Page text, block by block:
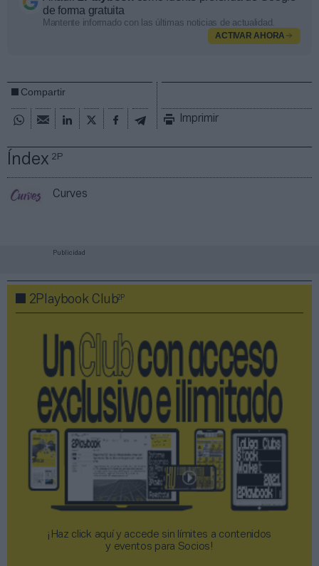
Índex2P
Curves
de forma gratuita
Mantente informado con las últimas noticias de actualidad.
ACTIVAR AHORA
Compartir
Imprimir
Publicidad
2Playbook Club2P
¡Haz click aquí y accede sin límites a contenidos
y eventos para Socios!​​​​​​​